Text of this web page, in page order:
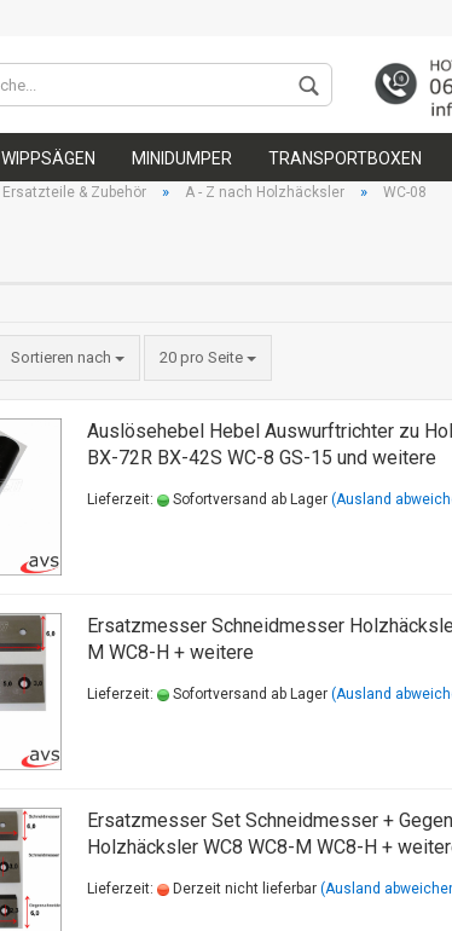
Wohnort
WIPPSÄGEN MINIDUMPER TRANSPORTBOXEN
Ersatzteile & Zubehör » A - Z nach Holzhäcksler » WC-08
Sortieren nach 20 pro Seite
Auslösehebel Hebel Auswurftrichter zu
BX-72R BX-42S WC-8 GS-15 und weitere
Lieferzeit: Sofortversand ab Lager (Ausland
Ersatzmesser Schneidmesser
M WC8-H + weitere
Lieferzeit: Sofortversand ab Lager (Ausland
Ersatzmesser Set Schneidmesser +
Holzhäcksler WC8 WC8-M WC8-H +
Lieferzeit: Derzeit nicht lieferbar (Ausland